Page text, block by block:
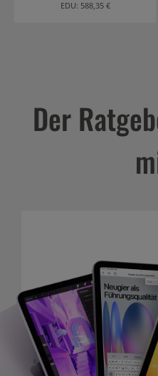
EDU: 588,35 €
Der